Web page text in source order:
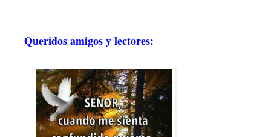
Queridos amigos y lectores: